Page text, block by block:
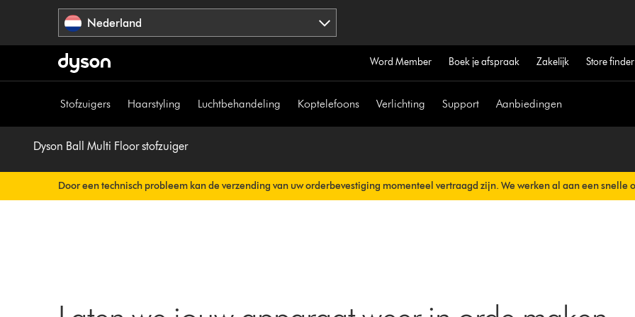
Nederland
Word Member Boek je afspraak Zakelijk Store finder
Stofzuigers Haarstyling Luchtbehandeling Koptelefoons Verlichting Support Aanbiedingen
Dyson Ball Multi Floor stofzuiger
Door een technisch probleem kan de verzending van uw orderbevestiging momenteel vertraagd zijn. We werken al aan een snelle
Uw orderbevestiging wordt binnenkort automatisch naar u verzonden.